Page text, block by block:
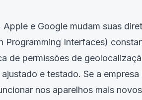
e Google mudam suas
Interfaces)
de permissões de
e testado. Se a empresa
nos aparelhos mais